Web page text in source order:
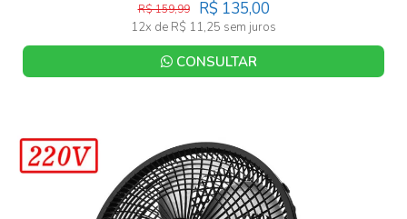
R$ 135,00
R$ 159,99
12x de R$ 11,25 sem juros
CONSULTAR